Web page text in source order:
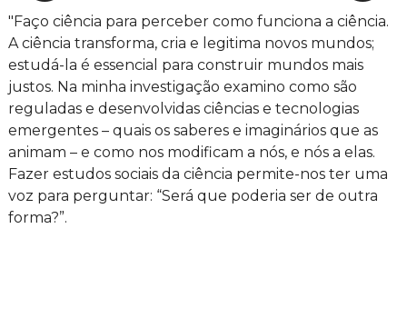
"Faço ciência para perceber como funciona a ciência.
A ciência transforma, cria e legitima novos mundos;
estudá-la é essencial para construir mundos mais
justos. Na minha investigação examino como são
reguladas e desenvolvidas ciências e tecnologias
emergentes – quais os saberes e imaginários que as
animam – e como nos modificam a nós, e nós a elas.
Fazer estudos sociais da ciência permite-nos ter uma
voz para perguntar: “Será que poderia ser de outra
forma?”.